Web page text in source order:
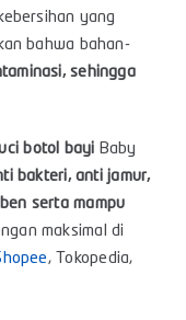
yang
bahwa bahan-
sehingga
botol bayi Baby
bakteri, anti jamur,
serta mampu
maksimal di
, Tokopedia,